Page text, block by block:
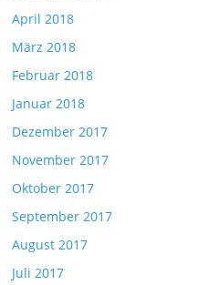
April 2018
März 2018
Februar 2018
Januar 2018
Dezember 2017
November 2017
Oktober 2017
September 2017
August 2017
Juli 2017